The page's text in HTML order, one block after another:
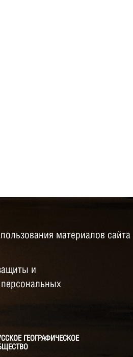
материалов сайта
и
ГЕОГРАФИЧЕСКОЕ